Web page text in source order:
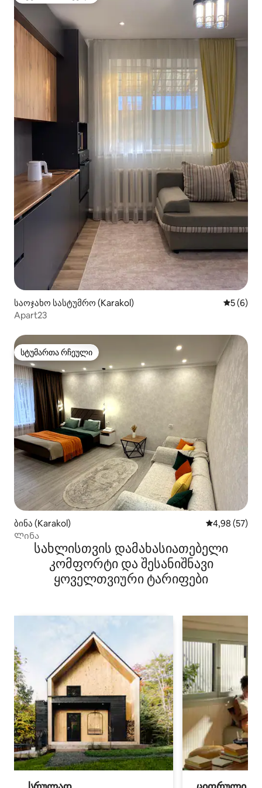
საოჯახო სასტუმრო (Karakol) საშუალო
5 (6)
Apart23
სტუმართა რჩეული
სტუმართა რჩეული
ბინა (Karakol) საშუალო
4,98 (57)
Ლინა
სახლისთვის დამახასიათებელი
კომფორტი და შესანიშნავი
ყოველთვიური ტარიფები